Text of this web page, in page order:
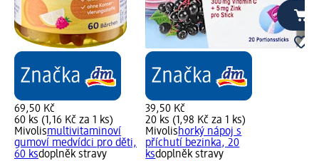
69,50 Kč
60 ks (1,16 Kč za 1 ks)
Mivolismultivitaminoví
gumoví medvídci pro děti,
60 ksdoplněk stravy
39,50 Kč
20 ks (1,98 Kč za 1 ks)
Mivolishorký nápoj s
příchutí bezinka, 20
ksdoplněk stravy